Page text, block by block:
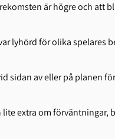
är högre och att
lyhörd för olika spelares
sidan av eller på planen
extra om förväntningar,